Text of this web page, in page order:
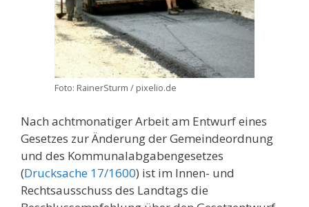
Foto: RainerSturm / pixelio.de
Nach achtmonatiger Arbeit am Entwurf eines
Gesetzes zur Änderung der Gemeindeordnung
und des Kommunalabgabengesetzes
(Drucksache 17/1600) ist im Innen- und
Rechtsausschuss des Landtags die